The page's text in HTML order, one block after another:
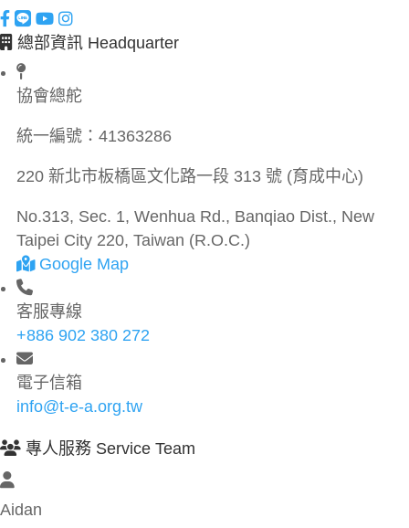
總部資訊 Headquarter
協會總舵
統一編號： 41363286
220 新北市板橋區文化路一段 313 號 (育成中心)
No.313, Sec. 1, Wenhua Rd., Banqiao Dist., New
Taipei City 220, Taiwan (R.O.C.)
Google Map
客服專線
+886 902 380 272
電子信箱
info@t-e-a.org.tw
專人服務 Service Team
Aidan